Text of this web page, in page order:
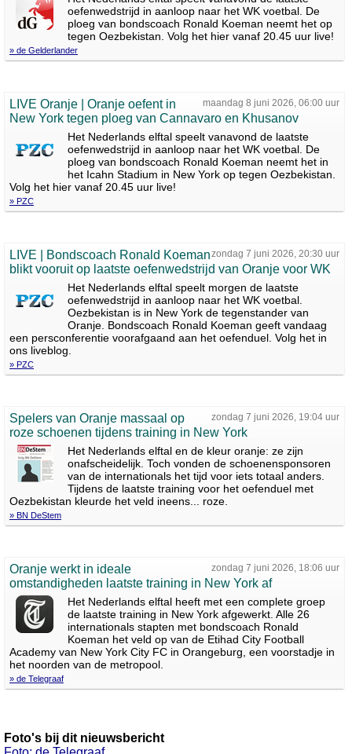
oefenwedstrijd in aanloop naar het WK voetbal. De
ploeg van bondscoach Ronald Koeman neemt het op
tegen Oezbekistan. Volg het hier vanaf 20.45 uur live!
» de Gelderlander
maandag 8 juni 2026, 06:00 uur
LIVE Oranje | Oranje oefent in
New York tegen ploeg van Cannavaro en Khusanov
Het Nederlands elftal speelt vanavond de laatste
oefenwedstrijd in aanloop naar het WK voetbal. De
ploeg van bondscoach Ronald Koeman neemt het in
het Icahn Stadium in New York op tegen Oezbekistan.
Volg het hier vanaf 20.45 uur live!
» PZC
zondag 7 juni 2026, 20:30 uur
LIVE | Bondscoach Ronald Koeman
blikt vooruit op laatste oefenwedstrijd van Oranje voor WK
Het Nederlands elftal speelt morgen de laatste
oefenwedstrijd in aanloop naar het WK voetbal.
Oezbekistan is in New York de tegenstander van
Oranje. Bondscoach Ronald Koeman geeft vandaag
een persconferentie voorafgaand aan het oefenduel. Volg het in
ons liveblog.
» PZC
zondag 7 juni 2026, 19:04 uur
Spelers van Oranje massaal op
roze schoenen tijdens training in New York
Het Nederlands elftal en de kleur oranje: ze zijn
onafscheidelijk. Toch vonden de schoenensponsoren
van de internationals het tijd voor iets totaal anders.
Tijdens de laatste training voor het oefenduel met
Oezbekistan kleurde het veld ineens... roze.
» BN DeStem
zondag 7 juni 2026, 18:06 uur
Oranje werkt in ideale
omstandigheden laatste training in New York af
Het Nederlands elftal heeft met een complete groep
de laatste training in New York afgewerkt. Alle 26
internationals stapten met bondscoach Ronald
Koeman het veld op van de Etihad City Football
Academy van New York City FC in Orangeburg, een voorstadje in
het noorden van de metropool.
» de Telegraaf
Foto's bij dit nieuwsbericht